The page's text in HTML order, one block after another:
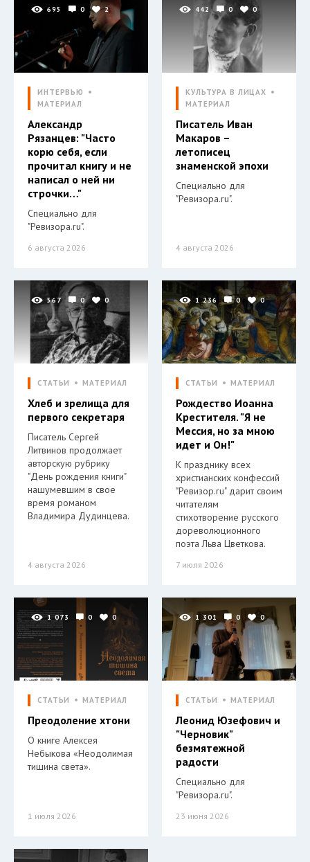
695 0 2
ИНТЕРВЬЮ
МАТЕРИАЛ
Александр
Рязанцев: "Часто
корю себя, если
прочитал книгу и не
написал о ней ни
строчки…"
Специально для
"Ревизора.ru".
6 августа 2026
442 0 0
КУЛЬТУРА В ЛИЦАХ
МАТЕРИАЛ
Писатель Иван
Макаров –
летописец
знаменской эпохи
Специально для
"Ревизора.ru".
4 августа 2026
567 0 0
СТАТЬИ МАТЕРИАЛ
Хлеб и зрелища для
первого секретаря
Писатель Сергей
Литвинов продолжает
авторскую рубрику
"День рождения книги"
нашумевшим в свое
время романом
Владимира Дудинцева.
4 августа 2026
1 236 0 0
СТАТЬИ МАТЕРИАЛ
Рождество Иоанна
Крестителя. "Я не
Мессия, но за мною
идет и Он!"
К празднику всех
христианских конфессий
"Ревизор.ru" дарит своим
читателям
стихотворение русского
дореволюционного
поэта Льва Цветкова.
7 июля 2026
1 073 0 0
СТАТЬИ МАТЕРИАЛ
Преодоление хтони
О книге Алексея
Небыкова «Неодолимая
тишина света».
1 июля 2026
1 301 0 0
СТАТЬИ МАТЕРИАЛ
Леонид Юзефович и
"Черновик"
безмятежной
радости
Специально для
"Ревизора.ru".
23 июня 2026